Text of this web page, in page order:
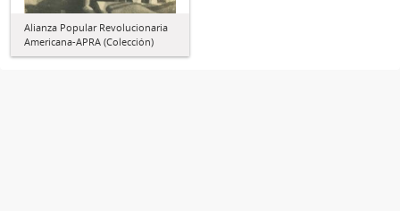
Alianza Popular Revolucionaria
Americana-APRA (Colección)